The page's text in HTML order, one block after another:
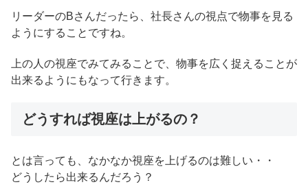
リーダーのBさんだったら、社長さんの視点で物事を見る
ようにすることですね。
上の人の視座でみてみることで、物事を広く捉えることが
出来るようにもなって行きます。
どうすれば視座は上がるの？
とは言っても、なかなか視座を上げるのは難しい・・
どうしたら出来るんだろう？